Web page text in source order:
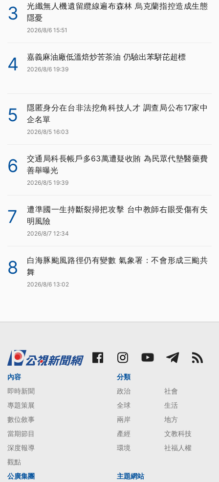
3
光纖無人機遺留纜線遍布森林 烏克蘭指控造成生態
隱憂
2026/8/6 15:51
4 嘉義麻油廠低溫焙炒苦茶油 仍驗出苯駢芘超標
2026/8/6 19:39
5
隱匿身分在台非法挖角科技人才 調查局公布17家中
企名單
2026/8/5 16:03
6
交通局科長帳戶多63萬遭疑收賄 為民眾代墊醫藥費
善舉曝光
2026/8/5 19:39
7
遭準國一生持斷裂掃把攻擊 台中教師右眼受傷有失
明風險
2026/8/7 12:34
8
白海豚颱風路徑仍有變數 氣象署：不會形成三颱共
舞
2026/8/6 13:02
內容
即時新聞
專題策展
數位敘事
當期節目
深度報導
觀點
分類
政治
社會
全球
生活
兩岸
地方
產經
文教科技
環境
社福人權
公廣集團 主題網站